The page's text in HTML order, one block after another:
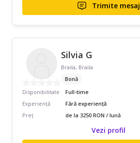
Trimite mesaj
Silvia G
Braila, Braila
Bonă
Disponibilitate
Full-time
Experiență
Fără experiență
Preț
de la 3250 RON / lună
Vezi profil